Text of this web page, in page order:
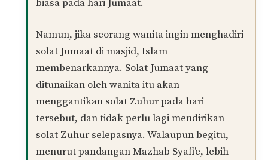
solat jumaat ke?
Muhamad Naim PENULIS
05/11/2024 at 9:37 AM
Wa’alaikumussalam warahmatullahi
wabarakatuh,